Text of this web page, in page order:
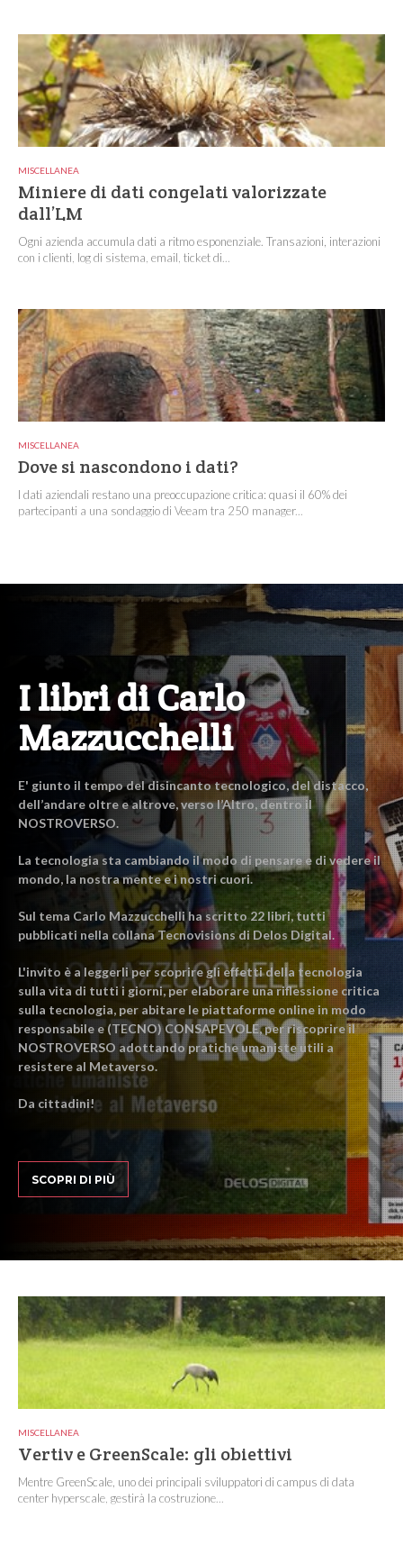
MISCELLANEA
Miniere di dati congelati valorizzate
dall’LM
Ogni azienda accumula dati a ritmo esponenziale. Transazioni, interazioni
con i clienti, log di sistema, email, ticket di...
MISCELLANEA
Dove si nascondono i dati?
I dati aziendali restano una preoccupazione critica: quasi il 60% dei
partecipanti a una sondaggio di Veeam tra 250 manager...
I libri di Carlo
Mazzucchelli
E' giunto il tempo del disincanto tecnologico, del distacco,
dell’andare oltre e altrove, verso l’Altro, dentro il
NOSTROVERSO.
La tecnologia sta cambiando il modo di pensare e di vedere il
mondo, la nostra mente e i nostri cuori.
Sul tema Carlo Mazzucchelli ha scritto 22 libri, tutti
pubblicati nella collana Tecnovisions di Delos Digital.
L'invito è a leggerli per scoprire gli effetti della tecnologia
sulla vita di tutti i giorni, per elaborare una riflessione critica
sulla tecnologia, per abitare le piattaforme online in modo
responsabile e (TECNO) CONSAPEVOLE, per riscoprire il
NOSTROVERSO adottando pratiche umaniste utili a
resistere al Metaverso.
Da cittadini!
SCOPRI DI PIÙ
MISCELLANEA
Vertiv e GreenScale: gli obiettivi
Mentre GreenScale, uno dei principali sviluppatori di campus di data
center hyperscale, gestirà la costruzione...